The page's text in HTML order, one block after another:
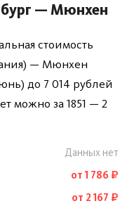
— Мюнхен
стоимость
— Мюнхен
до 7 014 рублей
можно за 1851 — 2
Данных нет
от 1 786 ₽
от 2 167 ₽